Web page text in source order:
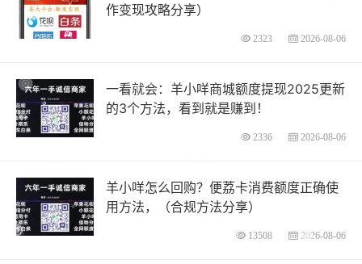
作变现攻略分享）
2323 2026-08-06
一看就会：羊小咩商城额度提现2025更新
的3个方法，看到就是赚到！
2336 2026-08-06
羊小咩怎么回购？便荔卡消费额度正确使
用方法，（合规方法分享）
13508 2026-08-06